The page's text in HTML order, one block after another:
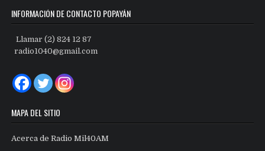
INFORMACIÓN DE CONTACTO POPAYÁN
Llamar (2) 824 12 87
radio1040@gmail.com
MAPA DEL SITIO
Acerca de Radio Mil40AM